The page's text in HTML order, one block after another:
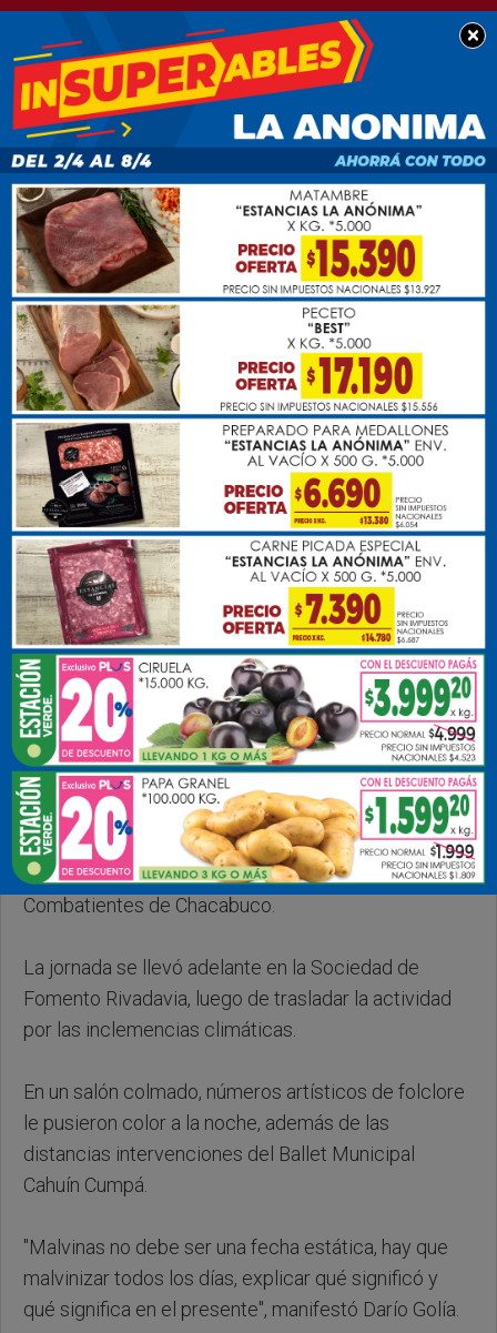
×
SOCIEDAD
El intendente Golia
participó de una nueva
Vigilia por Malvinas
Jueves, 02 de Abril de 2026 . 18:34 Hs.
El Intendente Municipal, Darío Golía, se hizo
presente este miércoles en la 13° Vigilia por
Malvinas, organizada por el Centro de Ex
Combatientes de Chacabuco.
La jornada se llevó adelante en la Sociedad de
Fomento Rivadavia, luego de trasladar la actividad
por las inclemencias climáticas.
En un salón colmado, números artísticos de folclore
le pusieron color a la noche, además de las
distancias intervenciones del Ballet Municipal
Cahuín Cumpá.
"Malvinas no debe ser una fecha estática, hay que
malvinizar todos los días, explicar qué significó y
qué significa en el presente", manifestó Darío Golía.